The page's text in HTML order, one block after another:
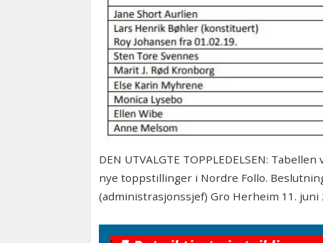
DEN UTVALGTE TOPPLEDELSEN:
nye toppstillinger i Nordre Follo.
(administrasjonssjef) Gro Herheim 11.